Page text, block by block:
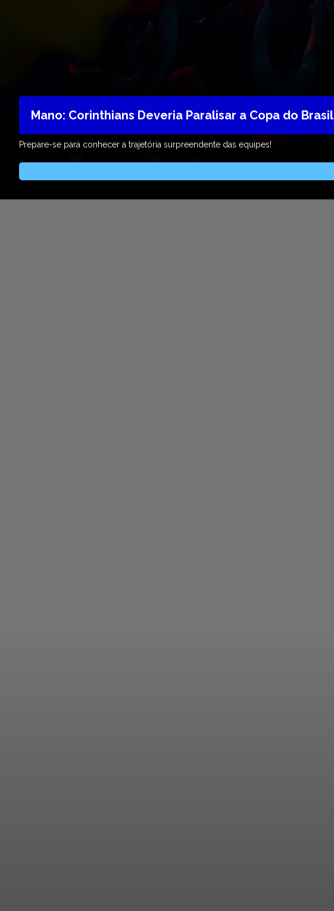
Mano: Corinthians Deveria Paralisar a Copa do Brasil
Prepare-se para conhecer a trajetória surpreendente das equipes!